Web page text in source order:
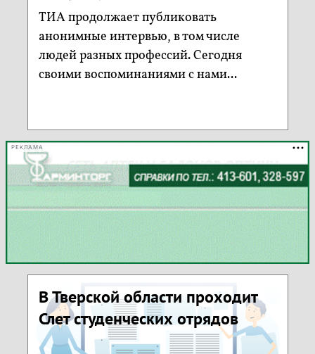
ТИА продолжает публиковать
анонимные интервью, в том числе
людей разных профессий. Сегодня
своими воспоминаниями с нами...
РЕКЛАМА
В Тверской области проходит
Слет студенческих отрядов